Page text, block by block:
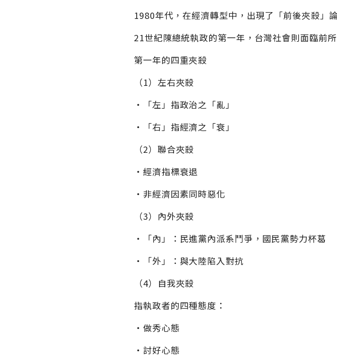
1980年代，在經濟轉型中，出現了「前後夾殺
21世紀陳總統執政的第一年，台灣社會則面臨前
第一年的四重夾殺
（1）左右夾殺
‧「左」指政治之「亂」
‧「右」指經濟之「衰」
（2）聯合夾殺
‧經濟指標衰退
‧非經濟因素同時惡化
（3）內外夾殺
‧「內」：民進黨內派系鬥爭，國民黨勢力杯葛
‧「外」：與大陸陷入對抗
（4）自我夾殺
指執政者的四種態度：
‧做秀心態
‧討好心態